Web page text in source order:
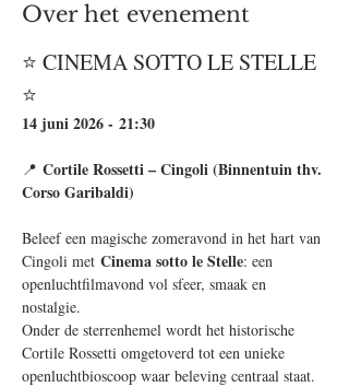
Over het evenement
⭐️ CINEMA SOTTO LE STELLE
⭐️
14 juni 2026 - 21:30
📍 Cortile Rossetti – Cingoli (Binnentuin thv.
Corso Garibaldi)
Beleef een magische zomeravond in het hart van
Cingoli met Cinema sotto le Stelle: een
openluchtfilmavond vol sfeer, smaak en
nostalgie.
Onder de sterrenhemel wordt het historische
Cortile Rossetti omgetoverd tot een unieke
openluchtbioscoop waar beleving centraal staat.